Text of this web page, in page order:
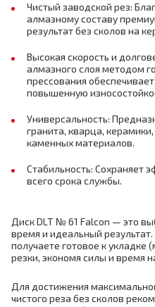
Чистый заводской рез:
алмазному составу
результат без сколов на
Высокая скорость и
алмазного слоя методом
прессования
повышенную
Универсальность:
гранита, кварца,
каменных материалов.
Стабильность: Сохраняет
всего срока службы.
Диск DLT № 61 Falcon — это
время и идеальный
получаете готовое к укладке
резки, экономя силы и время
Для достижения
чистого реза без сколов